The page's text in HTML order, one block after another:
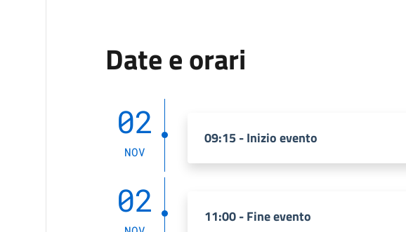
Date e orari
02
NOV
09:15 - Inizio evento
02 11:00 - Fine evento